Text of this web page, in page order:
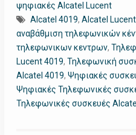
ψηφιακές Alcatel Lucent
Alcatel 4019, Alcatel Lucent
αναβάθμιση τηλεφωνικών
τηλεφωνικων κεντρων,
Lucent 4019, Τηλεφωνική
Alcatel 4019, Ψηφιακές
Ψηφιακές Τηλεφωνικές
Τηλεφωνικές συσκευές